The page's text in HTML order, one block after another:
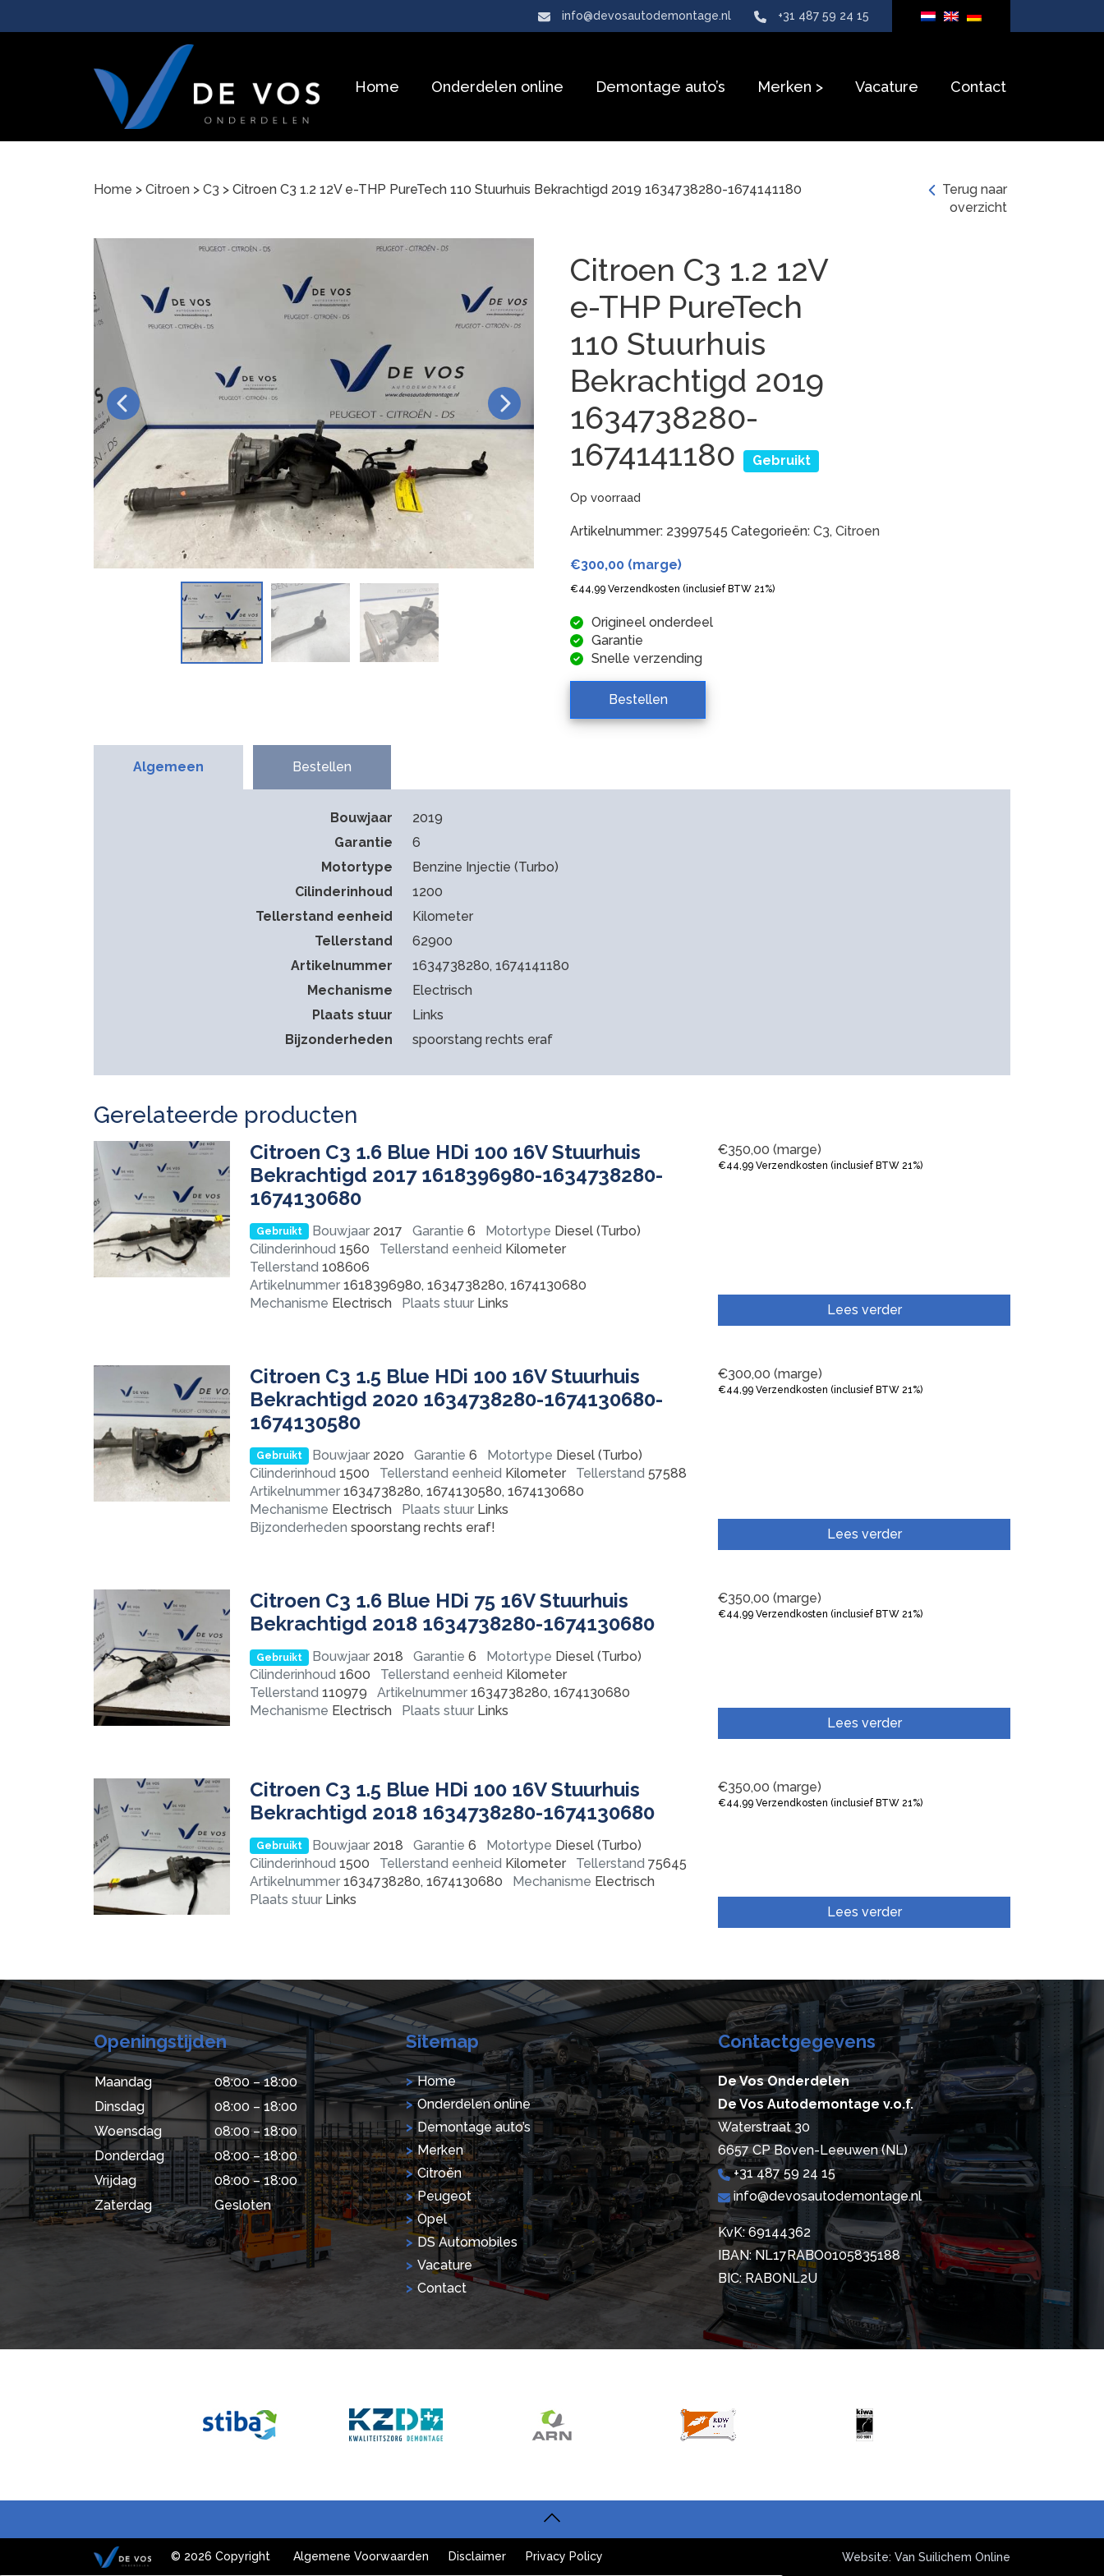
info@devosautodemontage.nl +31 487 59 24 15
Home Onderdelen online Demontage auto’s Merken Vacature Contact
Home > Citroen > C3 > Citroen C3 1.2 12V e-THP PureTech 110 Stuurhuis Bekrachtigd 2019 1634738280-1674141180
Citroen C3 1.2 12V
e-THP PureTech
110 Stuurhuis
Bekrachtigd 2019
1634738280-
1674141180
Gebruikt
Terug naar
overzicht
Op voorraad
Artikelnummer: 23997545 Categorieën:C3,Citroen
€300,00 (marge)
€44,99 Verzendkosten (inclusief BTW 21%)
Origineel onderdeel
Garantie
Snelle verzending
Bestellen
Algemeen Bestellen
Bouwjaar
2019
Garantie
6
Motortype
Benzine Injectie (Turbo)
Cilinderinhoud
1200
Tellerstand eenheid
Kilometer
Tellerstand
62900
Artikelnummer
1634738280, 1674141180
Mechanisme
Electrisch
Plaats stuur
Links
Bijzonderheden
spoorstang rechts eraf
Gerelateerde producten
Citroen C3 1.6 Blue HDi 100 16V Stuurhuis
Bekrachtigd 2017 1618396980-1634738280-
1674130680
Gebruikt Bouwjaar2017 Garantie 6 Motortype Diesel (Turbo)
Cilinderinhoud 1560 Tellerstand eenheid Kilometer
Tellerstand 108606
Artikelnummer 1618396980, 1634738280, 1674130680
Mechanisme Electrisch Plaats stuur Links
€350,00 (marge)
€44,99 Verzendkosten (inclusief BTW 21%)
Lees verder
Citroen C3 1.5 Blue HDi 100 16V Stuurhuis
Bekrachtigd 2020 1634738280-1674130680-
1674130580
Gebruikt Bouwjaar2020 Garantie 6 Motortype Diesel (Turbo)
Cilinderinhoud 1500 Tellerstand eenheid Kilometer Tellerstand 57588
Artikelnummer 1634738280, 1674130580, 1674130680
Mechanisme Electrisch Plaats stuur Links
Bijzonderheden spoorstang rechts eraf!
€300,00 (marge)
€44,99 Verzendkosten (inclusief BTW 21%)
Lees verder
Citroen C3 1.6 Blue HDi 75 16V Stuurhuis
Bekrachtigd 2018 1634738280-1674130680
Gebruikt Bouwjaar2018 Garantie 6 Motortype Diesel (Turbo)
Cilinderinhoud 1600 Tellerstand eenheid Kilometer
Tellerstand 110979 Artikelnummer 1634738280, 1674130680
Mechanisme Electrisch Plaats stuur Links
€350,00 (marge)
€44,99 Verzendkosten (inclusief BTW 21%)
Lees verder
Citroen C3 1.5 Blue HDi 100 16V Stuurhuis
Bekrachtigd 2018 1634738280-1674130680
Gebruikt Bouwjaar2018 Garantie 6 Motortype Diesel (Turbo)
Cilinderinhoud 1500 Tellerstand eenheid Kilometer Tellerstand 75645
Artikelnummer 1634738280, 1674130680 Mechanisme Electrisch
Plaats stuur Links
€350,00 (marge)
€44,99 Verzendkosten (inclusief BTW 21%)
Lees verder
Openingstijden
Maandag
08:00 – 18:00
Dinsdag
08:00 – 18:00
Woensdag
08:00 – 18:00
Donderdag
08:00 – 18:00
Vrijdag
08:00 – 18:00
Zaterdag
Gesloten
Sitemap
Home
Onderdelen online
Demontage auto’s
Merken
Citroën
Peugeot
Opel
DS Automobiles
Vacature
Contact
Contactgegevens
De Vos Onderdelen
De Vos Autodemontage v.o.f.
Waterstraat 30
6657 CP Boven-Leeuwen (NL)
+31 487 59 24 15
info@devosautodemontage.nl
KvK: 69144362
IBAN: NL17RABO0105835188
BIC: RABONL2U
© 2026 Copyright Algemene Voorwaarden Disclaimer Privacy Policy Website: Van Suilichem Online